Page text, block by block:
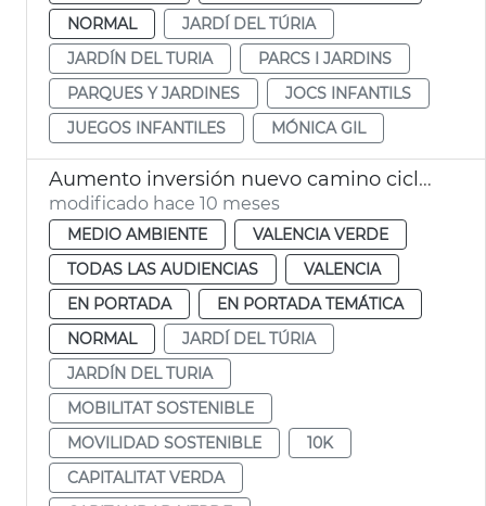
NORMAL
JARDÍ DEL TÚRIA
JARDÍN DEL TURIA
PARCS I JARDINS
PARQUES Y JARDINES
JOCS INFANTILS
JUEGOS INFANTILES
MÓNICA GIL
Aumento inversión nuevo camino ciclopeatonal Jardín del Túria
modificado hace 10 meses
MEDIO AMBIENTE
VALENCIA VERDE
TODAS LAS AUDIENCIAS
VALENCIA
EN PORTADA
EN PORTADA TEMÁTICA
NORMAL
JARDÍ DEL TÚRIA
JARDÍN DEL TURIA
MOBILITAT SOSTENIBLE
MOVILIDAD SOSTENIBLE
10K
CAPITALITAT VERDA